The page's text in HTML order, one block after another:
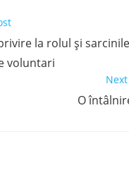
la rolul și sarcinile
voluntari
O